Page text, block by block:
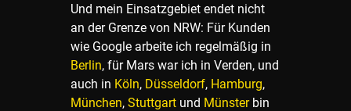
Und mein Einsatzgebiet endet nicht
an der Grenze von NRW: Für Kunden
wie Google arbeite ich regelmäßig in
Berlin, für Mars war ich in Verden, und
auch in Köln, Düsseldorf, Hamburg,
München, Stuttgart und Münsterbin